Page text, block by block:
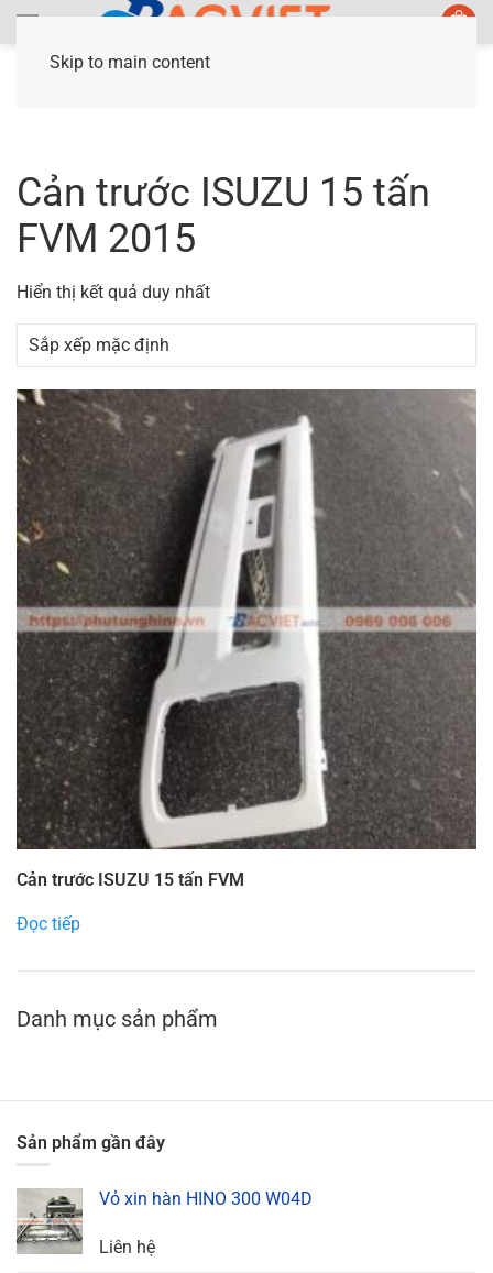
Skip to main content
Cản trước ISUZU 15 tấn
FVM 2015
Hiển thị kết quả duy nhất
Cản trước ISUZU 15 tấn FVM
Đọc tiếp
Danh mục sản phẩm
Sản phẩm gần đây
Vỏ xin hàn HINO 300 W04D
Liên hệ